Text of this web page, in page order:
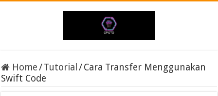
Home/Tutorial /Cara Transfer Menggunakan
Swift Code